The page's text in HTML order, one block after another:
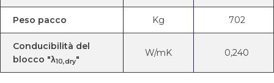
Peso pacco Kg 702
Conducibilità del
blocco "λ10,dry"
W/mK 0,240